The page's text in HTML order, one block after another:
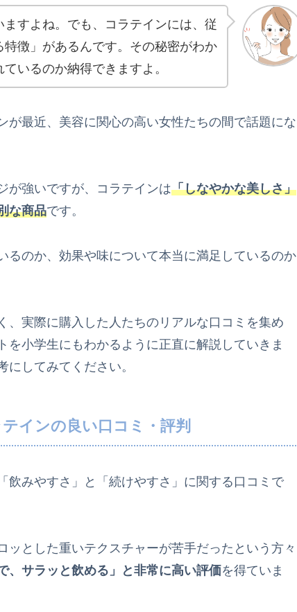
すよね。でも、コラテインには、従
徴」があるんです。その秘密がわか
いるのか納得できますよ。
が最近、美容に関心の高い女性たちの間で話題にな
が強いですが、コラテインは「しなやかな美しさ」
な商品です。
るのか、効果や味について本当に満足しているのか
、実際に購入した人たちのリアルな口コミを集め
を小学生にもわかるように正直に解説していきま
してみてください。
インの良い口コミ・評判
飲みやすさ」と「続けやすさ」に関する口コミで
ッとした重いテクスチャーが苦手だったという方々
、サラッと飲める」と非常に高い評価を得ていま